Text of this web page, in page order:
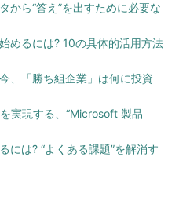
から“答え”を出すために必要な
めるには? 10の具体的活用方法
、「勝ち組企業」は何に投資
実現する、“Microsoft 製品
には? “よくある課題”を解消す